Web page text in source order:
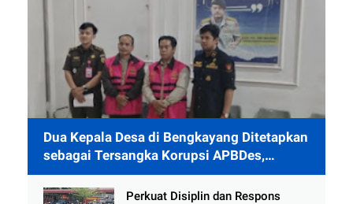
Dua Kepala Desa di Bengkayang Ditetapkan
sebagai Tersangka Korupsi APBDes,
Ditahan 40 Hari di Rutan
Perkuat Disiplin dan Respons